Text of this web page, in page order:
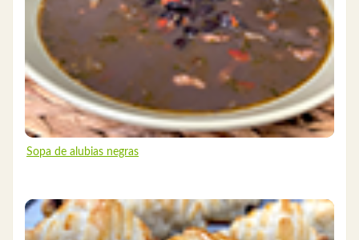
Sopa de alubias negras